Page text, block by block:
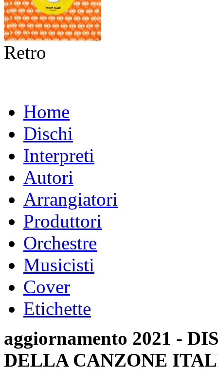
Retro
Home
Dischi
Interpreti
Autori
Arrangiatori
Produttori
Orchestre
Musicisti
Cover
Etichette
aggiornamento 2021 -
DELLA CANZONE